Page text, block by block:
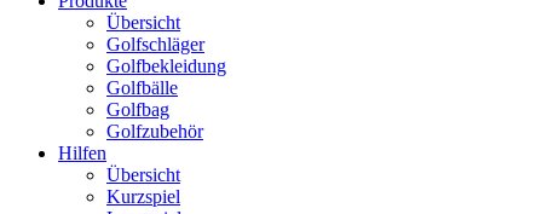
Übersicht
Golfschläger
Golfbekleidung
Golfbälle
Golfbag
Golfzubehör
Hilfen
Übersicht
Kurzspiel